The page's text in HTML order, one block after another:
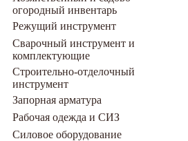
огородный инвентарь
Режущий инструмент
Сварочный инструмент и
комплектующие
Строительно-отделочный
инструмент
Запорная арматура
Рабочая одежда и СИЗ
Силовое оборудование